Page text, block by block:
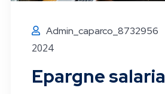
Admin_caparco_8732956
2024
Epargne